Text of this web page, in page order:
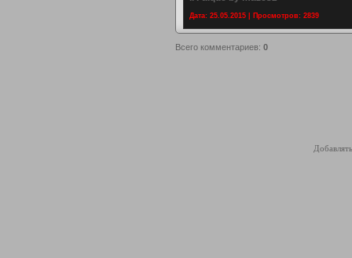
Дата: 25.05.2015 | Просмотров: 2839
Всего комментариев: 0